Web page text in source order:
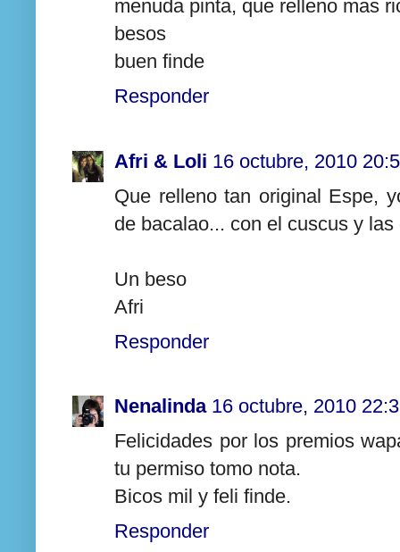
menuda pinta, que relleno mas
besos
buen finde
Responder
Afri & Loli 16 octubre, 2010
Que relleno tan original Espe,
de bacalao... con el cuscus y
Un beso
Afri
Responder
Nenalinda 16 octubre, 2010
Felicidades por los premios
tu permiso tomo nota.
Bicos mil y feli finde.
Responder